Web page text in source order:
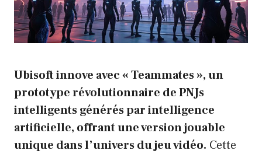
Ubisoft innove avec « Teammates », un
prototype révolutionnaire de PNJs
intelligents générés par intelligence
artificielle, offrant une version jouable
unique dans l’univers du jeu vidéo. Cette